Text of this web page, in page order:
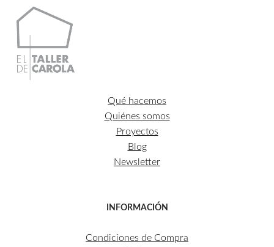
Qué hacemos
Quiénes somos
Proyectos
Blog
Newsletter
INFORMACIÓN
Condiciones de Compra